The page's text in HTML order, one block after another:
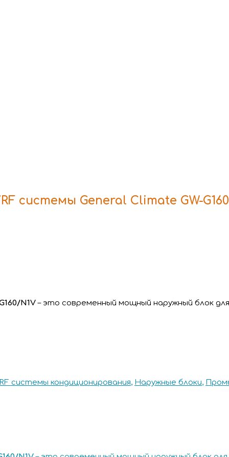
системы General Climate GW-
N1V– это современный мощный наружный блок
системы кондиционирования, Наружные блоки,